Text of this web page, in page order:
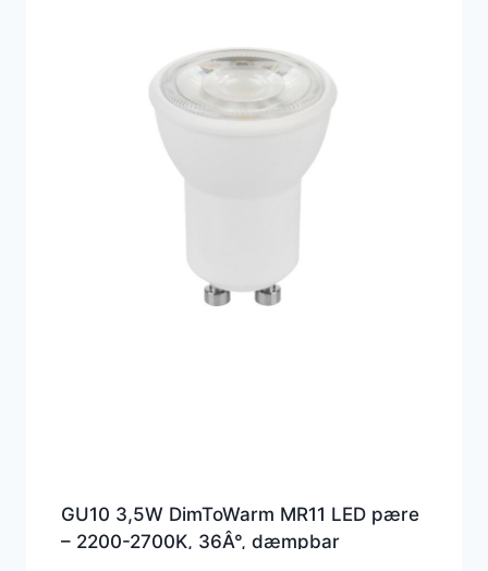
GU10 3,5W DimToWarm MR11 LED pære
– 2200-2700K, 36Â°, dæmpbar